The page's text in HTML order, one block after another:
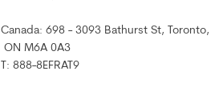
Canada: 698 - 3093 Bathurst St, Toronto,
ON M6A 0A3
T: 888-8EFRAT9